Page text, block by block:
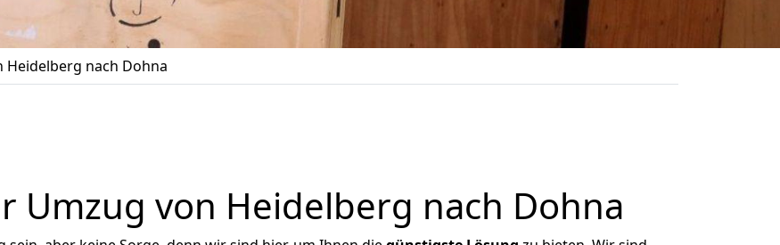
Heidelberg nach Dohna
Umzug von Heidelberg nach Dohna